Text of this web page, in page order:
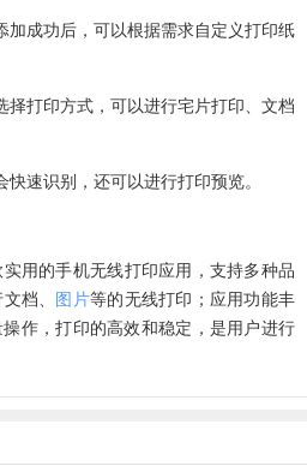
成功后，可以根据需求自定义打印纸
打印方式，可以进行宅片打印、文档
速识别，还可以进行打印预览。
的手机无线打印应用，支持多种品
档、 图片等的无线打印；应用功能丰
作，打印的高效和稳定‌，是用户进行